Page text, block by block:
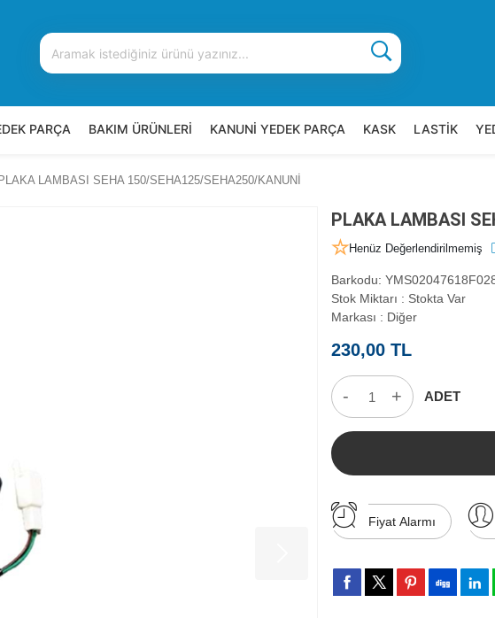
PARÇA BAKIM ÜRÜNLERİ KANUNİ YEDEK PARÇA KASK LASTİK
PLAKA LAMBASI SEHA 150/SEHA125/SEHA250/KANUNİ
PLAKA LAMBASI
Henüz Değerlendirilmemiş
Barkodu:
Stok Miktarı : Stokta Var
Markası : Diğer
230,00 TL
- + ADET
Fiyat Alarmı